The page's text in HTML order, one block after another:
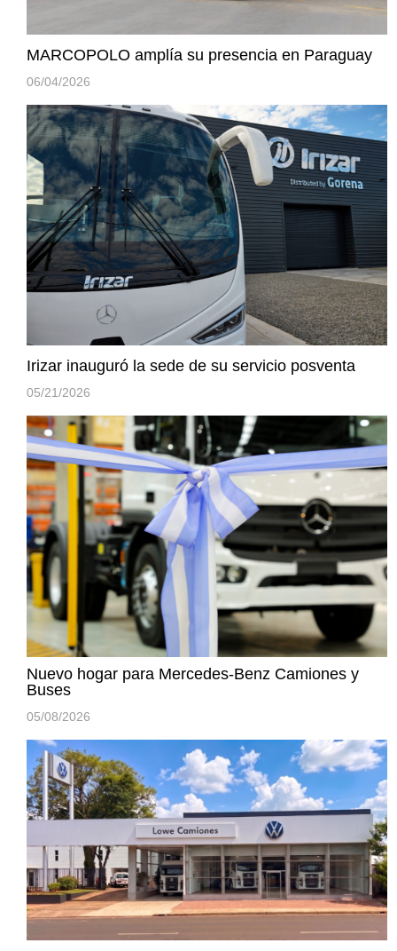
MARCOPOLO amplía su presencia en Paraguay
06/04/2026
Irizar inauguró la sede de su servicio posventa
05/21/2026
Nuevo hogar para Mercedes-Benz Camiones y
Buses
05/08/2026